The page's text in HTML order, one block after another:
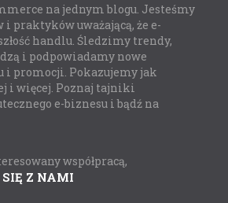
na jednym blogu. Jesteśmy
i praktyków uważającą, że e-
handlu. Śledzimy trendy,
i podpowiadamy nowe
promocji. Pokazujemy jak
i więcej. Poznaj tajniki
e-biznesu i bądź na
współpracą,
Z NAMI